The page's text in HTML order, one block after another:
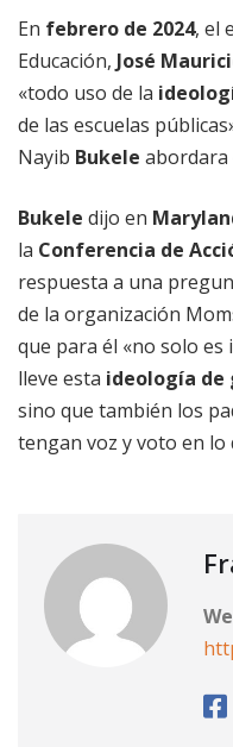
En febrero de 2024, el
Educación, José
«todo uso de la
de las escuelas
Nayib Bukele abordara
Bukele dijo en
la Conferencia de
respuesta a una
de la organización
que para él «no solo
lleve esta ideología de
sino que también los
tengan voz y voto en lo